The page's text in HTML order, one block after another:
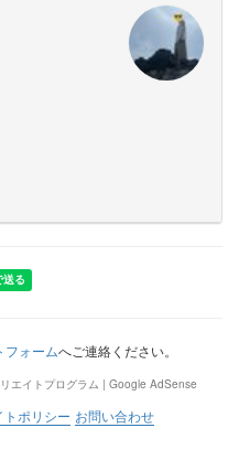
フォームへご連絡ください。
エイトプログラム | Google AdSense
トポリシー お問い合わせ